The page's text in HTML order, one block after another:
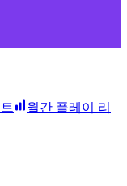
월간 플레이 리